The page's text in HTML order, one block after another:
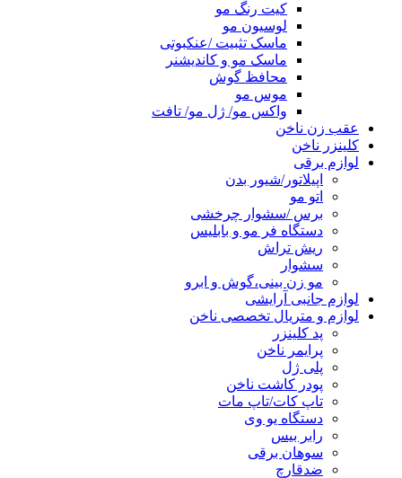
کیت رنگ مو
لوسیون مو
ماسک تثبیت /عنکبوتی
ماسک مو و کاندیشنر
محافظ گوش
موس مو
واکس مو/ ژل مو/ تافت
عقب زن ناخن
کلینزر ناخن
لوازم برقی
اپیلاتور/شیور بدن
اتو مو
برس /سشوار چرخشی
دستگاه فر مو و بابلیس
ریش تراش
سشوار
مو زن بینی،گوش و ابرو
لوازم جانبی آرایشی
لوازم و متریال تخصصی ناخن
پد کلینزر
پرایمر ناخن
پلی ژل
پودر کاشت ناخن
تاپ کات/تاپ مات
دستگاه یو وی
رابر بیس
سوهان برقی
ضدقارچ